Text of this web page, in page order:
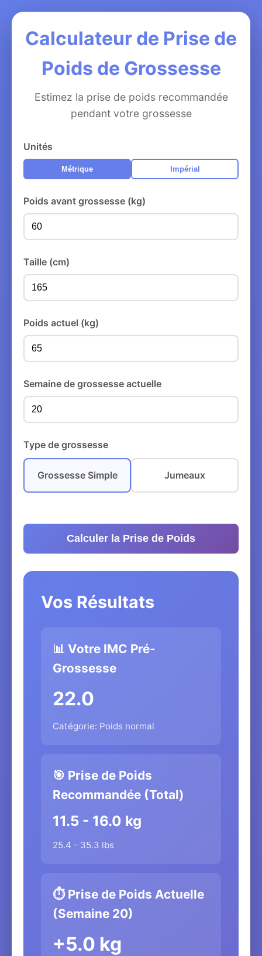
Calculateur de Prise de
Poids de Grossesse
Estimez la prise de poids recommandée
pendant votre grossesse
Unités
Métrique Impérial
Poids avant grossesse (kg)
Taille (cm)
Poids actuel (kg)
Semaine de grossesse actuelle
Type de grossesse
Grossesse Simple Jumeaux
Calculer la Prise de Poids
Vos Résultats
📊 Votre IMC Pré-
Grossesse
22.0
Catégorie: Poids normal
🎯 Prise de Poids
Recommandée (Total)
11.5 - 16.0 kg
25.4 - 35.3 lbs
⏱️ Prise de Poids Actuelle
(Semaine 20)
+5.0 kg